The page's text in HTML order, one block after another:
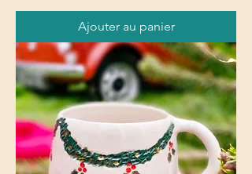
Ajouter au panier